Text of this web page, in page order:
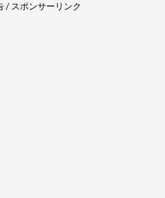
/ スポンサーリンク